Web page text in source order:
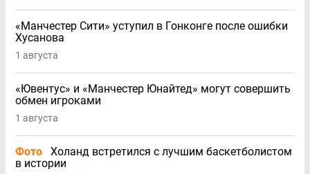
«Манчестер Сити» уступил в Гонконге после ошибки
Хусанова
1 августа
«Ювентус» и «Манчестер Юнайтед» могут совершить
обмен игроками
1 августа
Фото
Холанд встретился с лучшим баскетболистом
в истории